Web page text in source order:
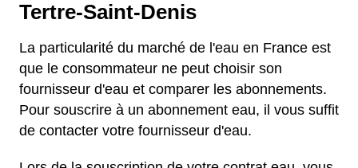
Tertre-Saint-Denis
La particularité du marché de l'eau en France est
que le consommateur ne peut choisir son
fournisseur d'eau et comparer les abonnements.
Pour souscrire à un abonnement eau, il vous suffit
de contacter votre fournisseur d'eau.